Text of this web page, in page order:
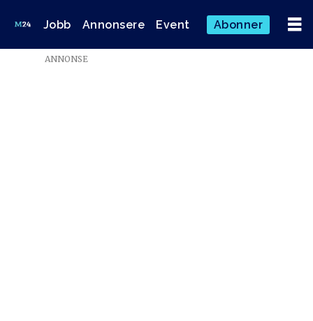
Jobb Annonsere Event Abonner
ANNONSE